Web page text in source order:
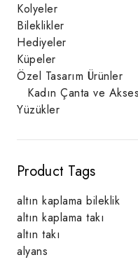
Kolyeler
Bileklikler
Hediyeler
Küpeler
Özel Tasarım Ürünler
Kadın Çanta ve
Yüzükler
Product Tags
altın kaplama bileklik
altın kaplama takı
altın takı
alyans